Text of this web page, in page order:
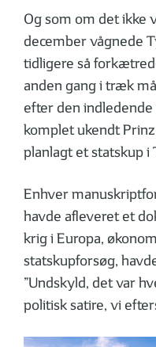
Og som om det ikke
december vågnede
tidligere så
anden gang i træk
efter den
komplet ukendt
planlagt et statskup i
Enhver
havde afleveret et
krig i Europa,
statskupforsøg,
”Undskyld, det var
politisk satire, vi